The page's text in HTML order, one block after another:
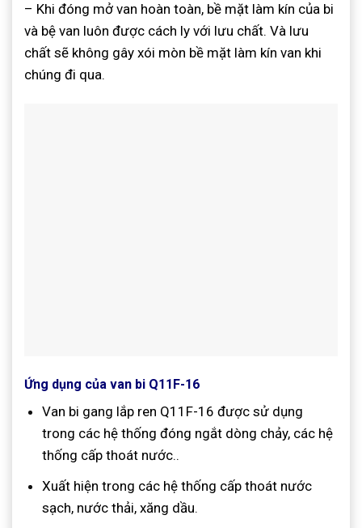
– Khi đóng mở van hoàn toàn, bề mặt làm kín của bi
và bệ van luôn được cách ly với lưu chất. Và lưu
chất sẽ không gây xói mòn bề mặt làm kín van khi
chúng đi qua.
Ứng dụng của van bi Q11F-16
Van bi gang lắp ren Q11F-16 được sử dụng
trong các hệ thống đóng ngắt dòng chảy, các hệ
thống cấp thoát nước..
Xuất hiện trong các hệ thống cấp thoát nước
sạch, nước thải, xăng dầu.